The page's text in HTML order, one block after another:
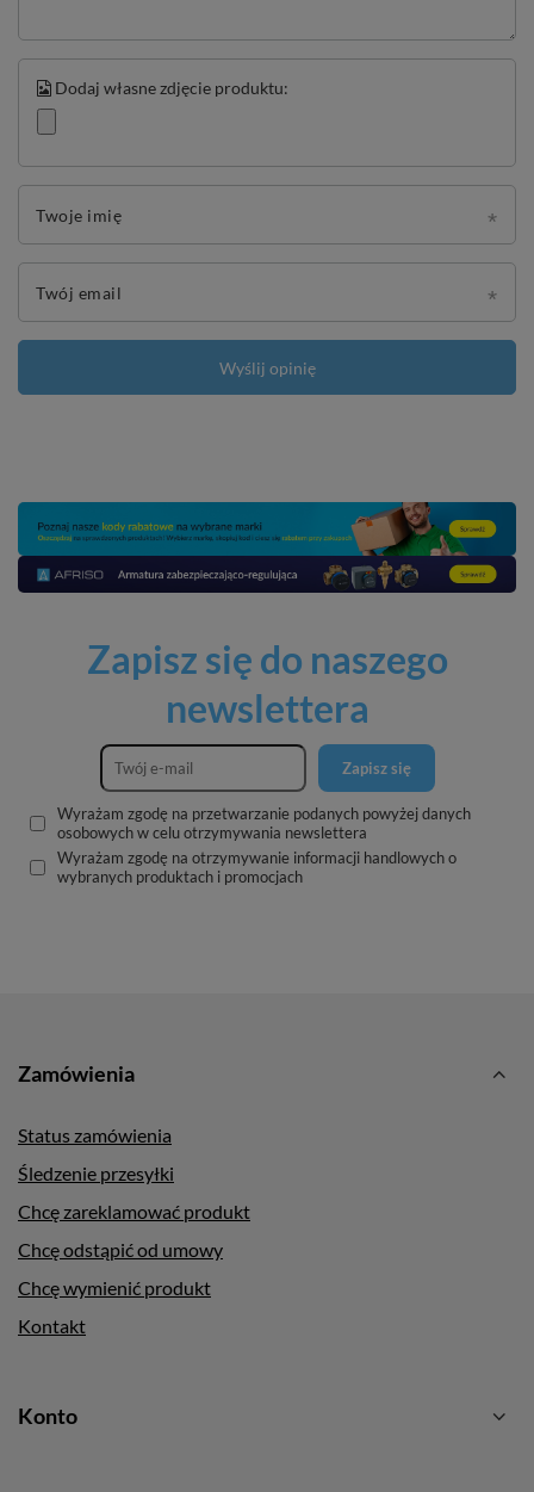
Dodaj własne zdjęcie produktu:
Twoje imię
Twój email
Wyślij opinię
Zapisz się do naszego
newslettera
Zapisz się
Wyrażam zgodę na przetwarzanie podanych powyżej danych
osobowych w celu otrzymywania newslettera
Wyrażam zgodę na otrzymywanie informacji handlowych o
wybranych produktach i promocjach
Zamówienia
Status zamówienia
Śledzenie przesyłki
Chcę zareklamować produkt
Chcę odstąpić od umowy
Chcę wymienić produkt
Kontakt
Konto